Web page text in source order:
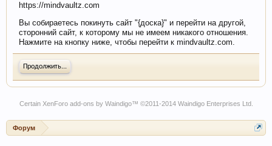
https://mindvaultz.com
Вы собираетесь покинуть сайт "{доска}" и перейти на другой,
сторонний сайт, к которому мы не имеем никакого отношения.
Нажмите на кнопку ниже, чтобы перейти к mindvaultz.com.
Продолжить...
Certain XenForo add-ons by Waindigo™ ©2011-2014 Waindigo Enterprises Ltd.
Форум